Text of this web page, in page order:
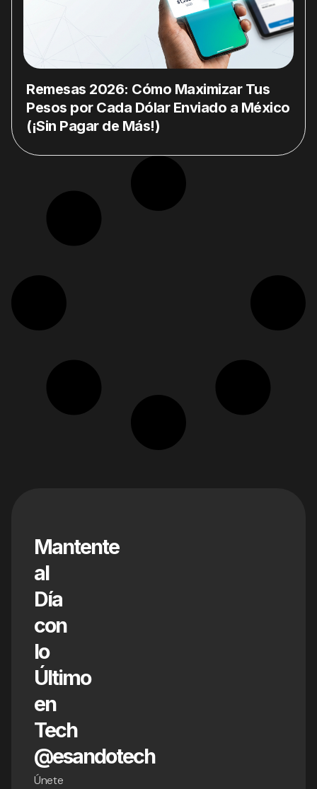
Remesas 2026: Cómo Maximizar Tus
Pesos por Cada Dólar Enviado a México
(¡Sin Pagar de Más!)
Mantente
al
Día
con
lo
Último
en
Tech
@esandotech
Únete